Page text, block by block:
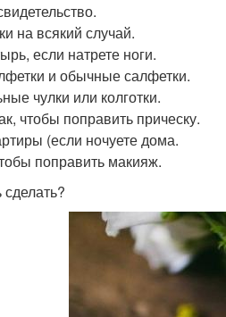
на всякий случай.
если натрете ноги.
и обычные салфетки.
чулки или колготки.
чтобы поправить прическу.
(если ночуете дома.
поправить макияж.